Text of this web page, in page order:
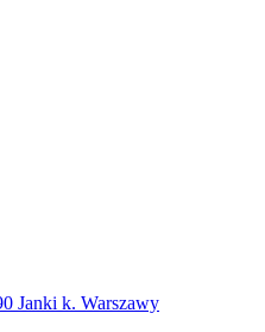
Janki k. Warszawy